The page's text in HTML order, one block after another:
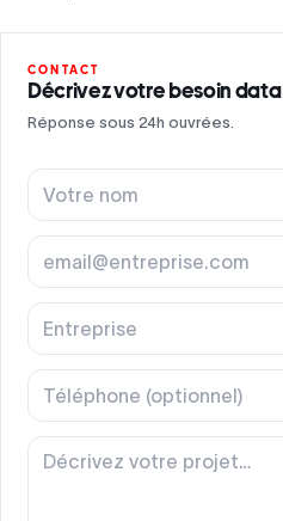
CONTACT
Décrivez votre besoin data
Réponse sous 24h ouvrées.
Votre nom